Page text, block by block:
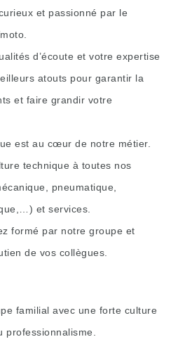
et passionné par le
d’écoute et votre expertise
atouts pour garantir la
et faire grandir votre
est au cœur de notre métier.
technique à toutes nos
pneumatique,
et services.
formé par notre groupe et
de vos collègues.
familial avec une forte culture